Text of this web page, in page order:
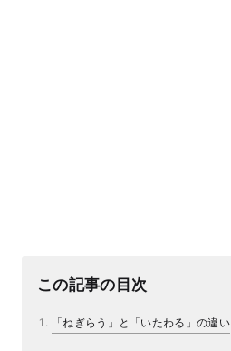
この記事の目次
「ねぎらう」と「いたわる」の違い